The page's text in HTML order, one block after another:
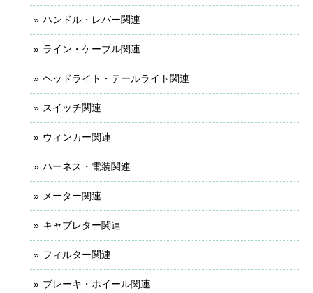
ハンドル・レバー関連
ライン・ケーブル関連
ヘッドライト・テールライト関連
スイッチ関連
ウィンカー関連
ハーネス・電装関連
メーター関連
キャブレター関連
フィルター関連
ブレーキ・ホイール関連